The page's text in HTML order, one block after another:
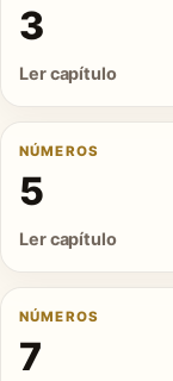
3
Ler capítulo
NÚMEROS
5
Ler capítulo
NÚMEROS
7